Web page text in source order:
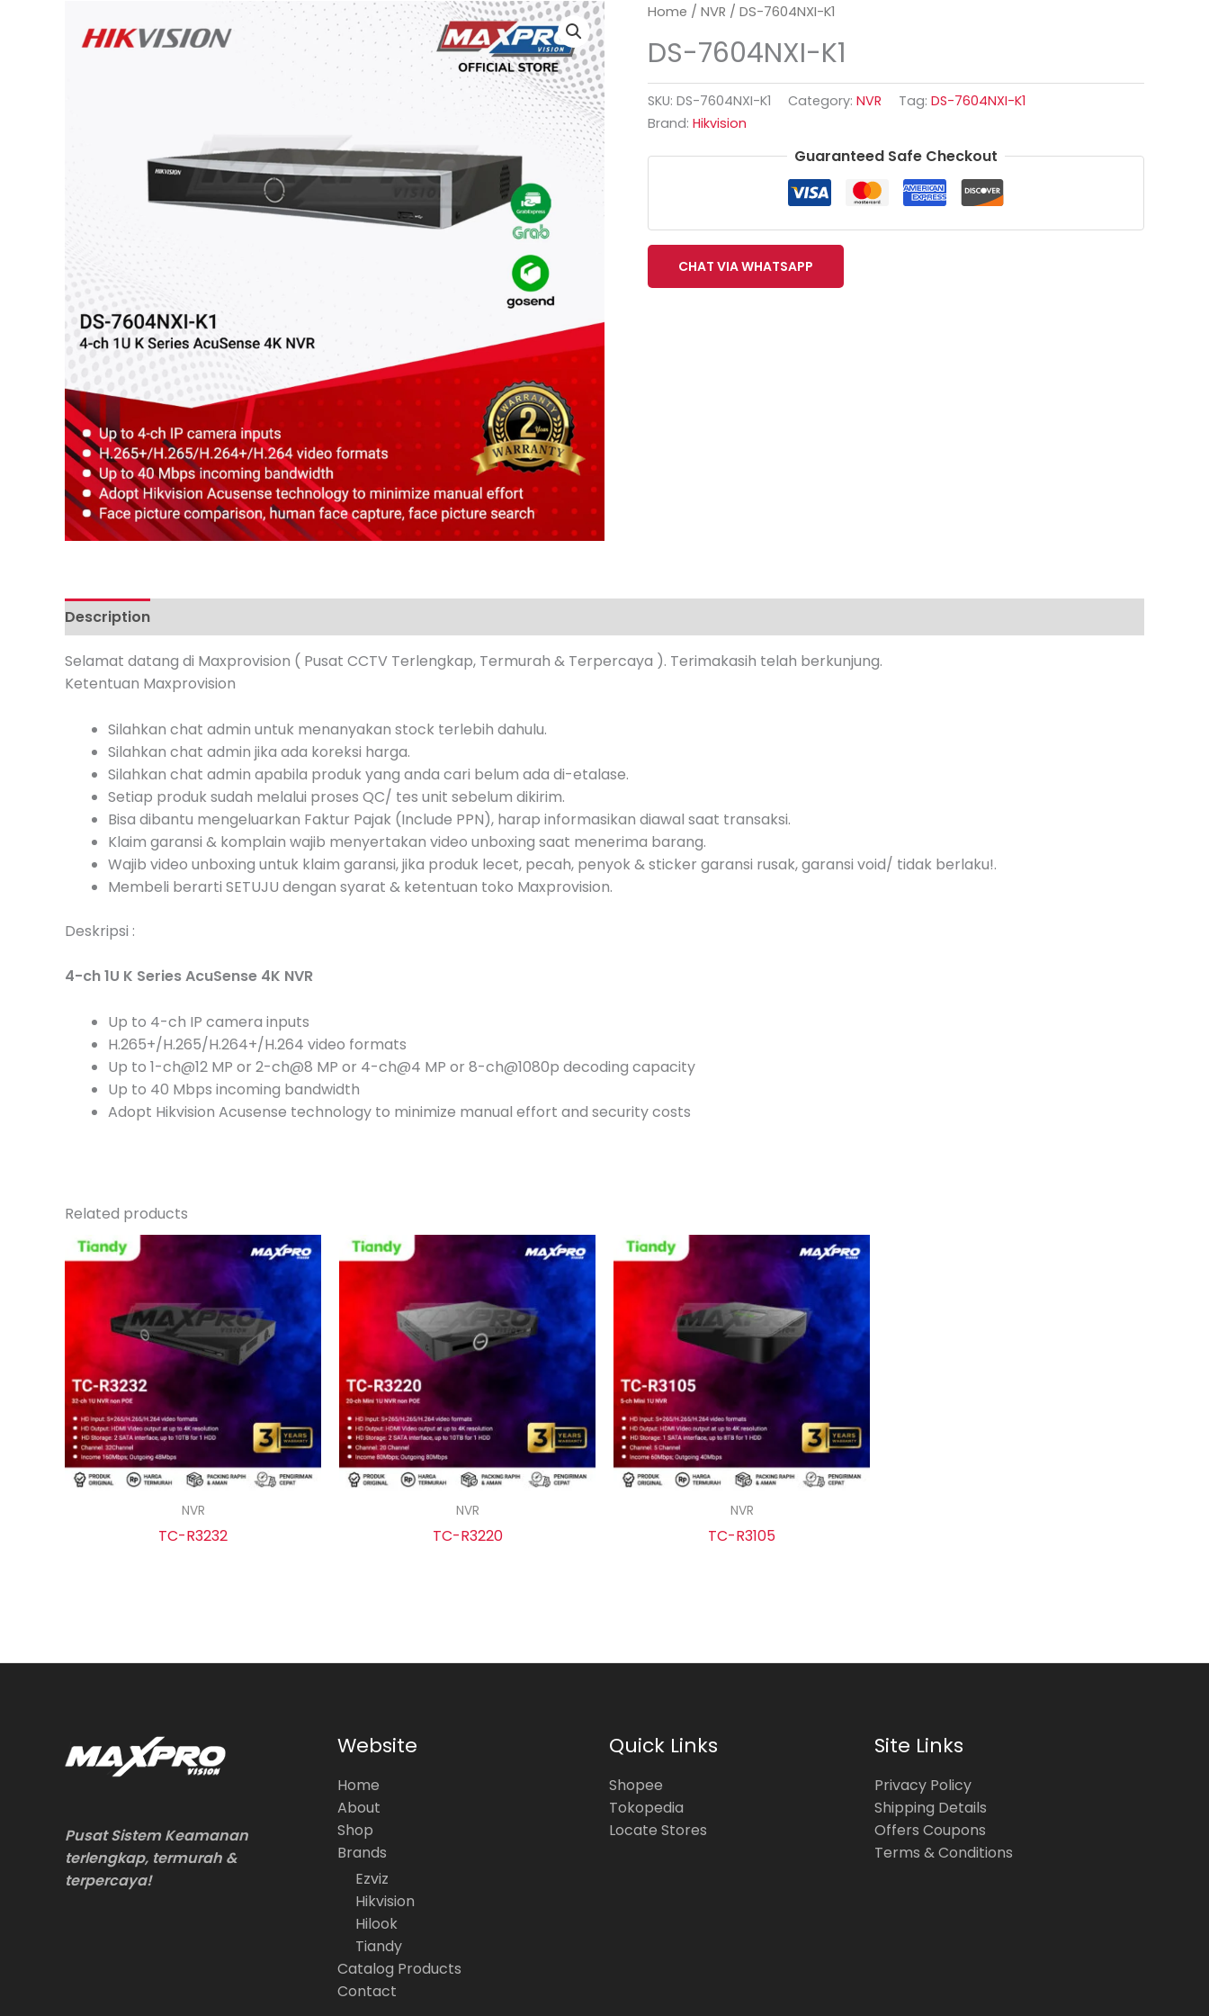
Home / NVR / DS-7604NXI-K1
DS-7604NXI-K1
SKU: DS-7604NXI-K1 Category: NVR Tag: DS-7604NXI-K1
Brand: Hikvision
Guaranteed Safe Checkout
CHAT VIA WHATSAPP
Description
Selamat datang di Maxprovision ( Pusat CCTV Terlengkap, Termurah & Terpercaya ). Terimakasih telah berkunjung.
Ketentuan Maxprovision
Silahkan chat admin untuk menanyakan stock terlebih dahulu.
Silahkan chat admin jika ada koreksi harga.
Silahkan chat admin apabila produk yang anda cari belum ada di-etalase.
Setiap produk sudah melalui proses QC/ tes unit sebelum dikirim.
Bisa dibantu mengeluarkan Faktur Pajak (Include PPN), harap informasikan diawal saat transaksi.
Klaim garansi & komplain wajib menyertakan video unboxing saat menerima barang.
Wajib video unboxing untuk klaim garansi, jika produk lecet, pecah, penyok & sticker garansi rusak, garansi void/ tidak berlaku!.
Membeli berarti SETUJU dengan syarat & ketentuan toko Maxprovision.
Deskripsi :
4-ch 1U K Series AcuSense 4K NVR
Up to 4-ch IP camera inputs
H.265+/H.265/H.264+/H.264 video formats
Up to 1-ch@12 MP or 2-ch@8 MP or 4-ch@4 MP or 8-ch@1080p decoding capacity
Up to 40 Mbps incoming bandwidth
Adopt Hikvision Acusense technology to minimize manual effort and security costs
Related products
NVR
TC-R3232
NVR
TC-R3220
NVR
TC-R3105
Pusat Sistem Keamanan
terlengkap, termurah &
terpercaya!
Website
Home
About
Shop
Brands
Ezviz
Hikvision
Hilook
Tiandy
Catalog Products
Contact
Quick Links
Shopee
Tokopedia
Locate Stores
Site Links
Privacy Policy
Shipping Details
Offers Coupons
Terms & Conditions